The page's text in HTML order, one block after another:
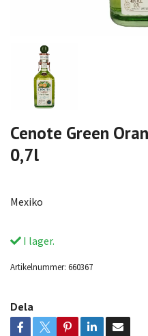
Cenote Green
0,7l
Mexiko
I lager.
Artikelnummer: 660367
Dela